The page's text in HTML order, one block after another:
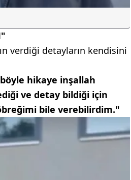
verdiği detayların kendisini
hikaye inşallah
ve detay bildiği için
bile verebilirdim."